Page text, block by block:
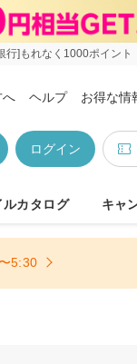
行]もれなく1000ポイント
へ ヘルプ お得な情
ログイン
ルカタログ キャ
5:30